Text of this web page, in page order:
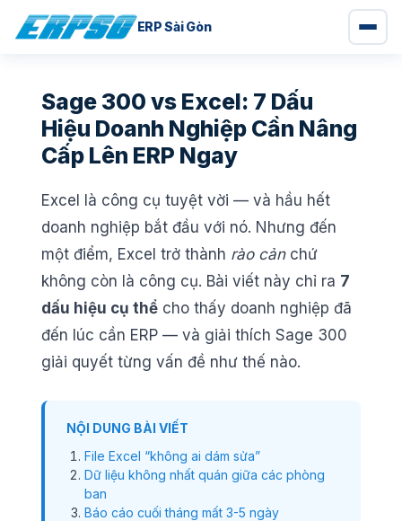
ERP Sài Gòn
Sage 300 vs Excel: 7 Dấu
Hiệu Doanh Nghiệp Cần Nâng
Cấp Lên ERP Ngay
Excel là công cụ tuyệt vời — và hầu hết
doanh nghiệp bắt đầu với nó. Nhưng đến
một điểm, Excel trở thành rào cảnchứ
không còn là công cụ. Bài viết này chỉ ra 7
dấu hiệu cụ thể cho thấy doanh nghiệp đã
đến lúc cần ERP — và giải thích Sage 300
giải quyết từng vấn đề như thế nào.
NỘI DUNG BÀI VIẾT
File Excel “không ai dám sửa”
Dữ liệu không nhất quán giữa các phòng
ban
Báo cáo cuối tháng mất 3-5 ngày